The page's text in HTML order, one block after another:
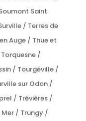
Saint
/ Terres de
Auge / Thue et
/
/ Tourgéville /
sur Odon /
/ Trévières /
/ Trungy /